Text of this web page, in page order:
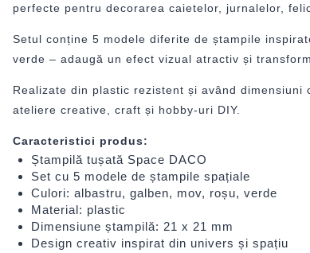
perfecte pentru decorarea caietelor, jurnalelor,
Setul conține 5 modele diferite de ștampile
verde – adaugă un efect vizual atractiv și
Realizate din plastic rezistent și având
ateliere creative, craft și hobby-uri DIY.
Caracteristici produs:
Ștampilă tușată Space DACO
Set cu 5 modele de ștampile spațiale
Culori: albastru, galben, mov, roșu, verde
Material: plastic
Dimensiune ștampilă: 21 x 21 mm
Design creativ inspirat din univers și spațiu